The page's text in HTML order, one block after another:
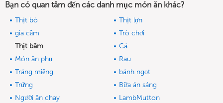
Bạn có quan tâm đến các danh mục món ăn khác?
Thịt bò
Thịt lợn
gia cầm
Trò chơi
Thịt băm
Cá
Món ăn phụ
Rau
Tráng miệng
bánh ngọt
Trứng
Bữa ăn sáng
Người ăn chay
LambMutton